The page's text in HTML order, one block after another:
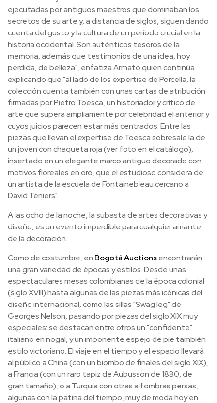
ejecutadas por antiguos maestros que dominaban los
secretos de su arte y, a distancia de siglos, siguen dando
cuenta del gusto y la cultura de un período crucial en la
historia occidental. Son auténticos tesoros de la
memoria, además que testimonios de una idea, hoy
perdida, de belleza", enfatiza Armato quien continúa
explicando que "al lado de los expertise de Porcella, la
colección cuenta también con unas cartas de atribución
firmadas por Pietro Toesca, un historiador y crítico de
arte que supera ampliamente por celebridad el anterior y
cuyos juicios parecen estar más centrados. Entre las
piezas que llevan el expertise de Toesca sobresale la de
un joven con chaqueta roja (ver foto en el catálogo),
insertado en un elegante marco antiguo decorado con
motivos floreales en oro, que el estudioso considera de
un artista de la escuela de Fontainebleau cercano a
David Teniers".
A las ocho de la noche, la subasta de artes decorativas y
diseño, es un evento imperdible para cualquier amante
de la decoración.
Como de costumbre, en Bogotá Auctionsencontrarán
una gran variedad de épocas y estilos. Desde unas
espectaculares mesas colombianas de la época colonial
(siglo XVIII) hasta algunas de las piezas más icónicas del
diseño internacional, como las sillas "Swag leg" de
Georges Nelson, pasando por piezas del siglo XIX muy
especiales: se destacan entre otros un "confidente"
italiano en nogal, y un imponente espejo de pie también
estilo victoriano. El viaje en el tiempo y el espacio llevará
al público a China (con un biombo de finales del siglo XIX),
a Francia (con un raro tapiz de Aubusson de 1880, de
gran tamaño), o a Turquía con otras alfombras persas,
algunas con la patina del tiempo, muy de moda hoy en